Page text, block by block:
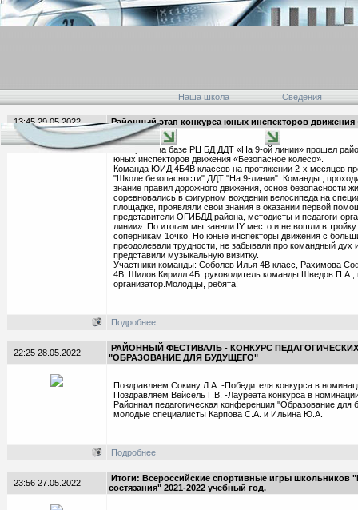
Наша школа Сведения
13:45 29.05.2022 Районный этап конкурса юных инспекторов движения
26 апреля на базе РЦ БД ДДТ «На 9-ой линии» прошел
юных инспекторов движения «Безопасное колесо».
Команда ЮИД 4Б4В классов на протяжении 2-х месяцев
"Школе безопасности" ДДТ "На 9-линии". Команды ,
знание правил дорожного движения, основ безопасности
соревновались в фигурном вождении велосипеда на
площадке, проявляли свои знания в оказании первой
представители ОГИБДД района, методисты и педагоги-
линии». По итогам мы заняли IY место и не вошли в тройку
соперникам 1очко. Но юные инспекторы движения с
преодолевали трудности, не забывали про командный дух
представили музыкальную визитку.
Участники команды: Соболев Илья 4В класс, Рахимова
4В, Шилов Кирилл 4Б, руководитель команды Шведов П.А.,
организатор.Молодцы, ребята!
Подробнее
22:25 28.05.2022
РАЙОННЫЙ ФЕСТИВАЛЬ - КОНКУРС
"ОБРАЗОВАНИЕ ДЛЯ БУДУЩЕГО"
Поздравляем Сокину Л.А. -Победителя конкурса в
Поздравляем Вейсель Г.В. -Лауреата конкурса в
Районная педагогическая конференция "Образование для
молодые специалисты Карпова С.А. и Ильина Ю.А.
Подробнее
23:56 27.05.2022
Итоги: Всероссийские спортивные игры школьников
состязания" 2021-2022 учебный год.